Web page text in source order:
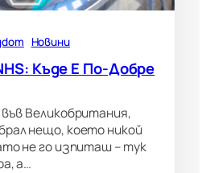
Новини
Къде Е По-Добре
Великобритания,
нещо, което никой
не го изпиташ – тук
а…